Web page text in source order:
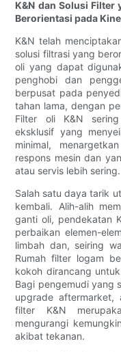
K&N dan Solusi Filter
Berorientasi pada
K&N telah
solusi filtrasi yang
oli yang dapat
penghobi dan
berpusat pada
tahan lama, dengan
Filter oli K&N
eksklusif yang
minimal,
respons mesin dan
atau servis lebih sering.
Salah satu daya tarik
kembali. Alih-alih
ganti oli, pendekatan
perbaikan elemen-
limbah dan, seiring
Rumah filter logam
kokoh dirancang
Bagi pengemudi yang
upgrade aftermarket,
filter K&N
mengurangi
akibat tekanan.